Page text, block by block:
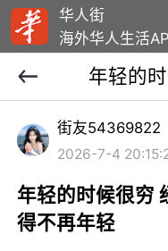
华人街
海外华人生活
街友54369822
2026-7-4
年轻的时候很穷
得不再年轻